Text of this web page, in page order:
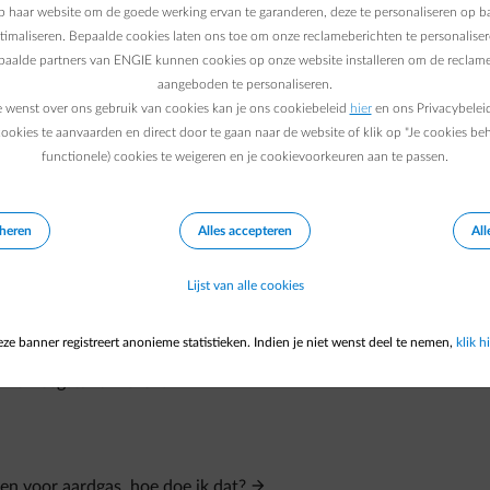
(je hebt een contract voor je afname bij een andere
bij een andere leverancier), dan neem je best contact op
contract in orde te brengen.
(en je beschikt ook reeds over een digitale meter)?
in orde te brengen.
leegstand kiezen?
haar website om de goede werking ervan te garanderen, deze te personaliseren op
Bepaalde cookies laten ons toe om onze reclameberichten te
partners van ENGIE kunnen cookies op onze website installeren om de
aangeboden te personaliseren.
over ons gebruik van cookies kan je ons cookiebeleid hieren ons
te aanvaarden en direct door te gaan naar de website of klik op "Je cookies
functionele) cookies te weigeren en je cookievoorkeuren aan te passen.
Alles accepteren
Lijst van alle cookies
banner registreert anonieme statistieken. Indien je niet wenst deel te nemen, klik